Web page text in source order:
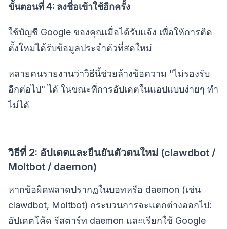
ขั้นตอนที่ 4: ลงชื่อเข้าใช้อีกครั้ง
ใช้บัญชี Google ของคุณเมื่อได้รับแจ้ง เพื่อให้การติด
ตั้งใหม่ได้รับข้อมูลประจำตัวที่สดใหม่
หลายคนรายงานว่าวิธีนี้ช่วยล้างข้อความ "ไม่รองรับ
อีกต่อไป" ได้ ในขณะที่การอัปเดตในแอปแบบง่ายๆ ทำ
ไม่ได้
วิธีที่ 2: อัปเดตและยืนยันตัวตนใหม่ (clawdbot /
Moltbot / daemon)
หากข้อผิดพลาดปรากฏในบอทหรือ daemon (เช่น
clawdbot, Moltbot) กระบวนการจะแตกต่างออกไป:
อัปเดตโค้ด รีสตาร์ท daemon และเรียกใช้ Google